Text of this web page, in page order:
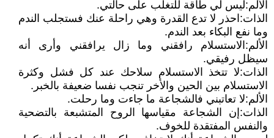
الألم:ليس لي طاقة للتغلب على حالتي.
الذات:احذر لا تدع القدرة وهي راحلة عنك فستجلب الندم
وما نفع البكاء بعد الندم.
الألم:الاستسلام رافقني وما زال يرافقني وأرى أنه
سيظل رفيقي.
الذات:لا تتخذ الاستسلام سلاحك عند كل فشل وكثرة
الاستسلام بين الحين والأخر تنجب نفسا ضعيفة بالخبر.
الألم:لا تعاتبني فالشجاعة ما جاءت وما رحلت.
الذات:إن الشجاعة مقياسها الروح المتشبعة بالتضحية
والنفس المفتقدة للخوف.